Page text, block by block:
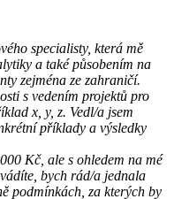
specialisty, která mě
a také působením na
zejména ze zahraničí.
s vedením projektů pro
x, y, z. Vedl/a jsem
příklady a výsledky
Kč, ale s ohledem na mé
bych rád/a jednala
podmínkách, za kterých by